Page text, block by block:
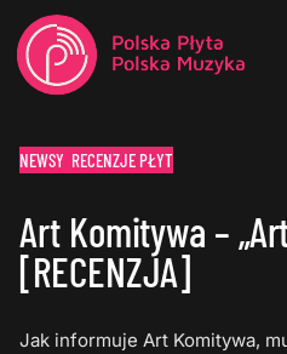
NEWSY RECENZJE PŁYT
Art Komitywa –
[RECENZJA]
Jak informuje Art Komitywa,